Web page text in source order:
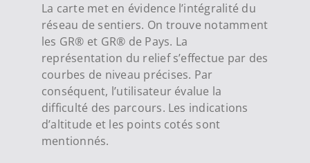
La carte met en évidence l’intégralité du
réseau de sentiers. On trouve notamment
les GR® et GR® de Pays. La
représentation du relief s’effectue par des
courbes de niveau précises. Par
conséquent, l’utilisateur évalue la
difficulté des parcours. Les indications
d’altitude et les points cotés sont
mentionnés.